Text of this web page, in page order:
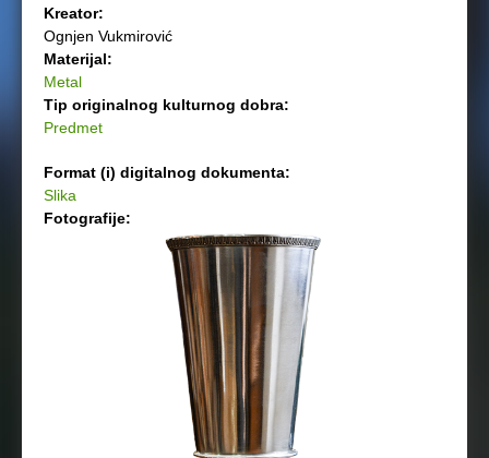
Kreator:
Ognjen Vukmirović
Materijal:
Metal
Tip originalnog kulturnog dobra:
Predmet
Format (i) digitalnog dokumenta:
Slika
Fotografije: